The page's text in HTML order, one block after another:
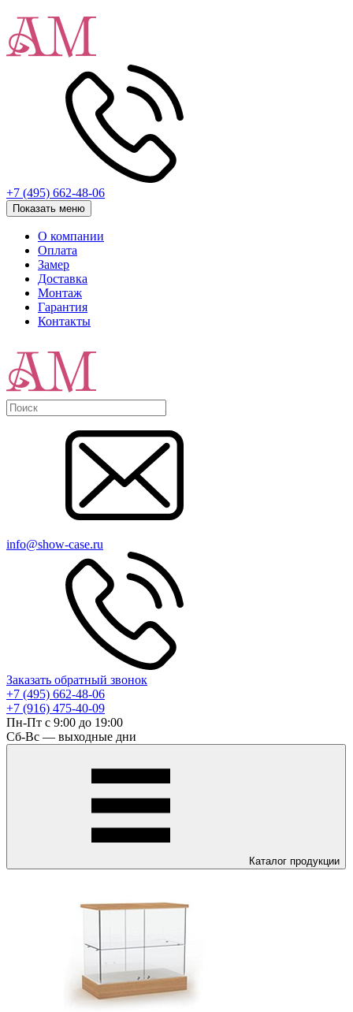
+7 (495) 662-48-06
Показать меню
О компании
Оплата
Замер
Доставка
Монтаж
Гарантия
Контакты
info@show-case.ru
Заказать обратный звонок
+7 (495) 662-48-06
+7 (916) 475-40-09
Пн-Пт с 9:00 до 19:00
Сб-Вс — выходные дни
Каталог продукции